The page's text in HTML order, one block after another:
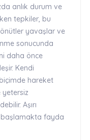
anlık durum ve
tepkiler, bu
yavaşlar ve
sonucunda
daha önce
Kendi
hareket
yetersiz
Aşırı
başlamakta fayda